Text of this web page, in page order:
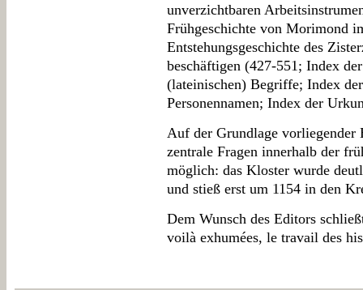
unverzichtbaren
Frühgeschichte von Morimond
Entstehungsgeschichte des
beschäftigen (427-551; Index
(lateinischen) Begriffe; Index
Personennamen; Index der
Auf der Grundlage
zentrale Fragen innerhalb der
möglich: das Kloster wurde
und stieß erst um 1154 in den
Dem Wunsch des Editors
voilà exhumées, le travail des